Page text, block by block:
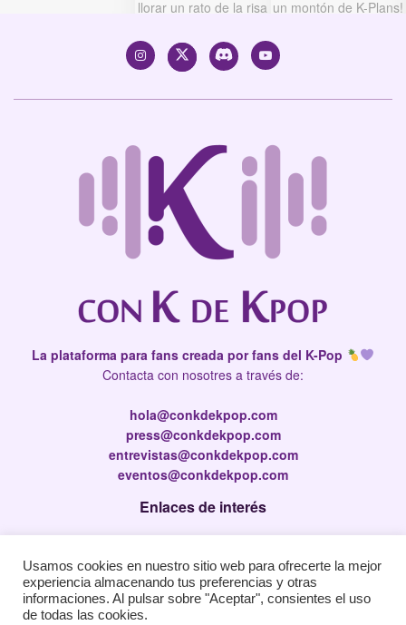
La plataforma para fans creada por fans del K-Pop
Contacta con nosotres a través de:
hola@conkdekpop.com
press@conkdekpop.com
entrevistas@conkdekpop.com
eventos@conkdekpop.com
Enlaces de interés
Política de privacidad
Política de Cookies
Usamos cookies en nuestro sitio web para ofrecerte la mejor
experiencia almacenando tus preferencias y otras
informaciones. Al pulsar sobre "Aceptar", consientes el uso
de todas las cookies.